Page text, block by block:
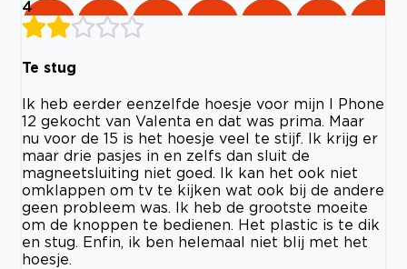
4
Te stug
Ik heb eerder eenzelfde hoesje voor mijn I Phone
12 gekocht van Valenta en dat was prima. Maar
nu voor de 15 is het hoesje veel te stijf. Ik krijg er
maar drie pasjes in en zelfs dan sluit de
magneetsluiting niet goed. Ik kan het ook niet
omklappen om tv te kijken wat ook bij de andere
geen probleem was. Ik heb de grootste moeite
om de knoppen te bedienen. Het plastic is te dik
en stug. Enfin, ik ben helemaal niet blij met het
hoesje.